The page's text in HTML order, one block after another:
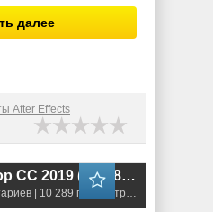
далее
After Effects
Adobe Photoshop CC 2019 (20.0.8.92) 64bit
| 10 289 просмотров